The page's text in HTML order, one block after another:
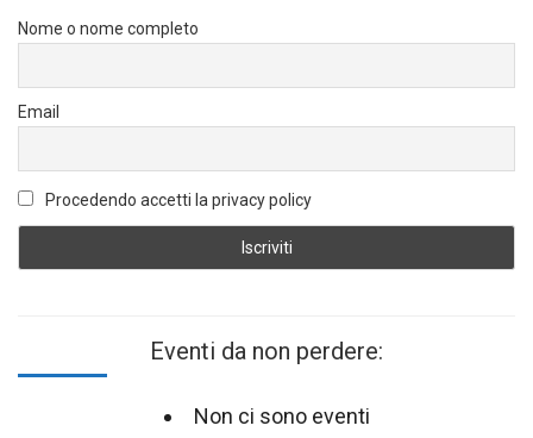
Nome o nome completo
Email
Procedendo accetti la privacy policy
Eventi da non perdere:
Non ci sono eventi